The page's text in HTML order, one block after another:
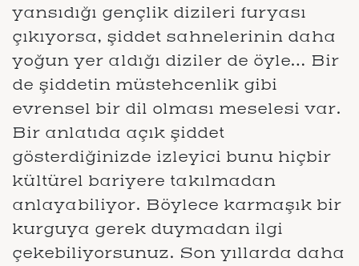
yansıdığı gençlik dizileri furyası
çıkıyorsa, şiddet sahnelerinin daha
yoğun yer aldığı diziler de öyle… Bir
de şiddetin müstehcenlik gibi
evrensel bir dil olması meselesi var.
Bir anlatıda açık şiddet
gösterdiğinizde izleyici bunu hiçbir
kültürel bariyere takılmadan
anlayabiliyor. Böylece karmaşık bir
kurguya gerek duymadan ilgi
çekebiliyorsunuz. Son yıllarda daha